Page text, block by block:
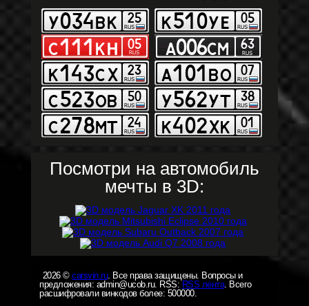
Посмотри на автомобиль
мечты в 3D:
2026 © carsvin.ru. Все права защищены. Вопросы и
предложения: admin@ucob.ru. RSS: RSS лента. Всего
расшифровали винкодов более: 500000.